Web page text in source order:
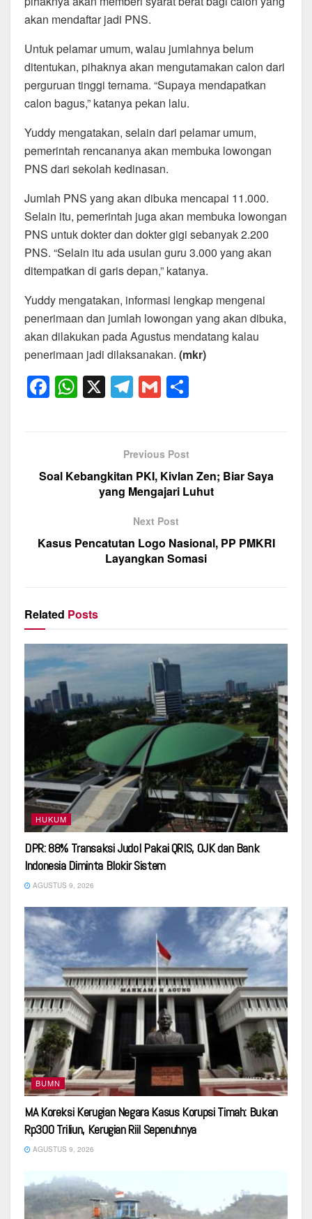
akan mendaftar jadi PNS.
Untuk pelamar umum, walau jumlahnya belum
ditentukan, pihaknya akan mengutamakan calon dari
perguruan tinggi ternama. “Supaya mendapatkan
calon bagus,” katanya pekan lalu.
Yuddy mengatakan, selain dari pelamar umum,
pemerintah rencananya akan membuka lowongan
PNS dari sekolah kedinasan.
Jumlah PNS yang akan dibuka mencapai 11.000.
Selain itu, pemerintah juga akan membuka lowongan
PNS untuk dokter dan dokter gigi sebanyak 2.200
PNS. “Selain itu ada usulan guru 3.000 yang akan
ditempatkan di garis depan,” katanya.
Yuddy mengatakan, informasi lengkap mengenai
penerimaan dan jumlah lowongan yang akan dibuka,
akan dilakukan pada Agustus mendatang kalau
penerimaan jadi dilaksanakan. (mkr)
F
a
b
k
W
h
A
X T
el
gr
a
m
G
m
Previous Post
Soal Kebangkitan PKI, Kivlan Zen; Biar Saya
yang Mengajari Luhut
Next Post
Kasus Pencatutan Logo Nasional, PP PMKRI
Layangkan Somasi
Related Posts
HUKUM
DPR: 88% Transaksi Judol Pakai QRIS, OJK dan Bank
Indonesia Diminta Blokir Sistem
AGUSTUS 9, 2026
BUMN
MA Koreksi Kerugian Negara Kasus Korupsi Timah: Bukan
Rp300 Triliun, Kerugian Riil Sepenuhnya
AGUSTUS 9, 2026